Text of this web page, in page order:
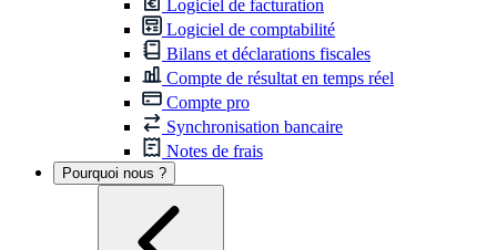
Logiciel de facturation
Logiciel de comptabilité
Bilans et déclarations fiscales
Compte de résultat en temps réel
Compte pro
Synchronisation bancaire
Notes de frais
Pourquoi nous ?